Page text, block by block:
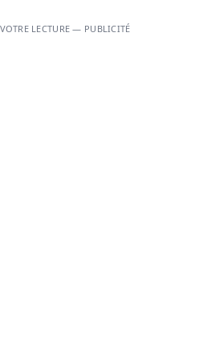
LECTURE — PUBLICITÉ